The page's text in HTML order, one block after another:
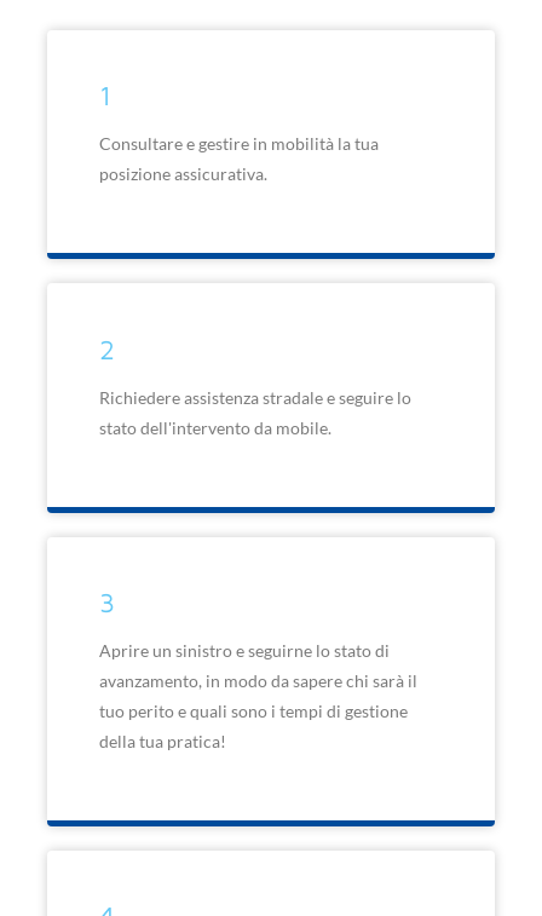
1
Consultare e gestire in mobilità la tua
posizione assicurativa.
2
Richiedere assistenza stradale e seguire lo
stato dell'intervento da mobile.
3
Aprire un sinistro e seguirne lo stato di
avanzamento, in modo da sapere chi sarà il
tuo perito e quali sono i tempi di gestione
della tua pratica!